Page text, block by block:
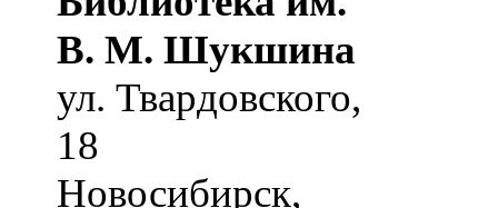
В. М. Шукшина
ул. Твардовского,
18
Новосибирск,